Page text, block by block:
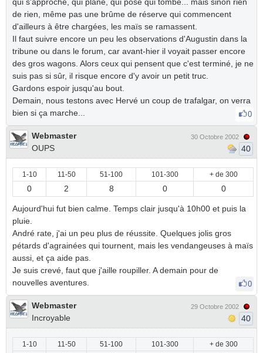
de rien, même pas une brûme de réserve qui commencent
d'ailleurs à être chargées, les maïs se ramassent.
Il faut suivre encore un peu les observations d'Augustin dans la
tribune ou dans le forum, car avant-hier il voyait passer encore
des gros wagons. Alors ceux qui pensent que c'est terminé, je ne
suis pas si sûr, il risque encore d'y avoir un petit truc.
Gardons espoir jusqu'au bout.
Demain, nous testons avec Hervé un coup de trafalgar, on verra
bien si ça marche...
0
Webmaster
OUPS
30 Octobre 2002
40
1-10 11-50 51-100 101-300 + de 300
0 2 8 0 0
Aujourd'hui fut bien calme. Temps clair jusqu'à 10h00 et puis la
pluie.
André rate, j'ai un peu plus de réussite. Quelques jolis gros
pétards d'agrainées qui tournent, mais les vendangeuses à maïs
aussi, et ça aide pas.
Je suis crevé, faut que j'aille roupiller. A demain pour de
nouvelles aventures.
0
Webmaster
Incroyable
29 Octobre 2002
40
1-10 11-50 51-100 101-300 + de 300